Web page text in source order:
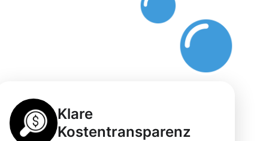
Klare
Kostentransparenz